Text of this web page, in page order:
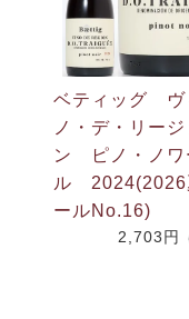
ベティッグ ヴ
ノ・デ・リージ
ン ピノ・ノワ
ル 2024(2026
ールNo.16)
2,703円